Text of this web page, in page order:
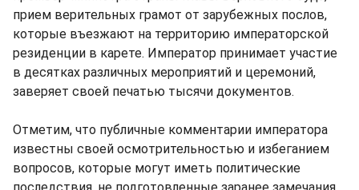
прием верительных грамот от зарубежных послов,
которые въезжают на территорию императорской
резиденции в карете. Император принимает участие
в десятках различных мероприятий и церемоний,
заверяет своей печатью тысячи документов.
Отметим, что публичные комментарии императора
известны своей осмотрительностью и избеганием
вопросов, которые могут иметь политические